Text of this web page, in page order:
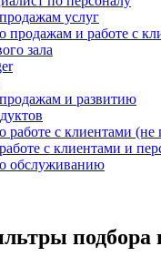
услуг
продажам и работе с
зала
и развитию
работе с клиентами
с клиентами и
обслуживанию
подбора